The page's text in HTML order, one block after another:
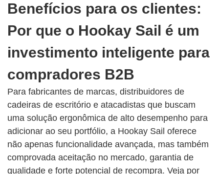
Benefícios para os clientes:
Por que o Hookay Sail é um
investimento inteligente para
compradores B2B
Para fabricantes de marcas, distribuidores de
cadeiras de escritório e atacadistas que buscam
uma solução ergonômica de alto desempenho para
adicionar ao seu portfólio, a Hookay Sail oferece
não apenas funcionalidade avançada, mas também
comprovada aceitação no mercado, garantia de
qualidade e forte potencial de recompra. Veja por